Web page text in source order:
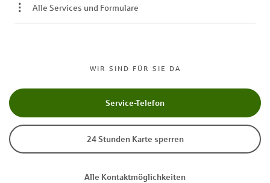
WIR SIND FÜR SIE DA
Service-Telefon
24 Stunden Karte sperren
Alle Kontaktmöglichkeiten
Alle Services und Formulare